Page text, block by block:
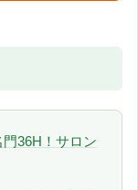
36H！サロン